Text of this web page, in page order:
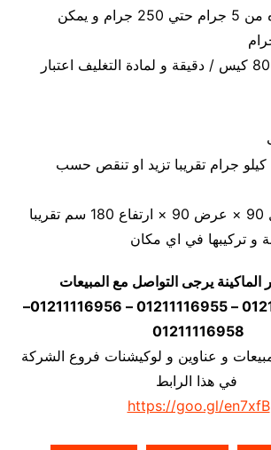
كمية المواد المعبأه من 5 جرام حتي 250 جرام و يمكن
سرعة التعبئة 50-80 كيس / دقيقة و لمادة التغليف اعتبار
وزن الماكينة 300 كيلو جرام تقريبا تزيد او تنقص حسب
أبعاد الماكينة طول 90 × عرض 90 × ارتفاع 180 سم تقريبا
و تركيبها في اي مكان
يرجى التواصل مع المبيعات
موبايل 01211116954 – 01211116955 – 01211116956–
01211116958
و عناوين و لوكيشنات فروع الشركة
في هذا الرابط
https://goo.gl/en7xfB